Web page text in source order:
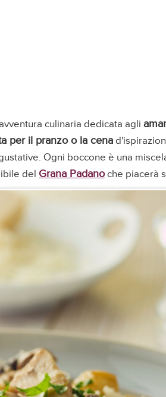
culinaria dedicata agli
per il pranzo o la cena
Ogni boccone è una
del Grana Padanoche piacerà